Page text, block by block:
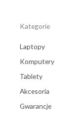
Kategorie
Laptopy
Komputery
Tablety
Akcesoria
Gwarancje